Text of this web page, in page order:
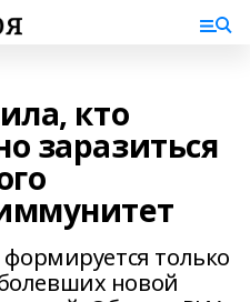
кто
заразиться
только
новой